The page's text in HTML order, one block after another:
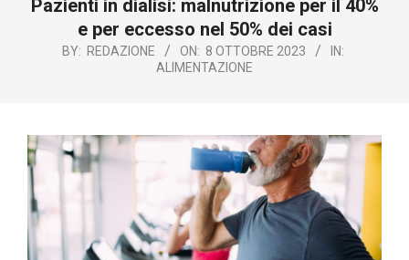
Pazienti in dialisi: malnutrizione per il 40%
e per eccesso nel 50% dei casi
BY: REDAZIONE ON: 8 OTTOBRE 2023
IN:
ALIMENTAZIONE